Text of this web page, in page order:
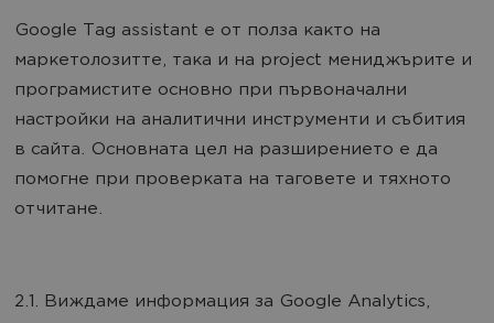
Google Tag assistant е от полза както на
маркетолозитте, така и на project мениджърите и
програмистите основно при първоначални
настройки на аналитични инструменти и събития
в сайта. Основната цел на разширението е да
помогне при проверката на таговете и тяхното
отчитане.
2.1. Виждаме информация за Google Analytics,